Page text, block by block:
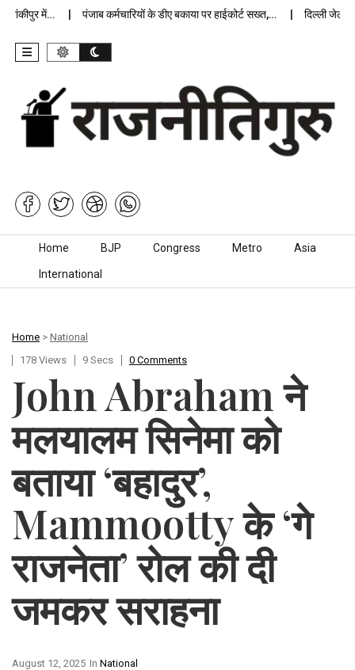
में… पंजाब कर्मचारियों के डीए बकाया पर हाईकोर्ट सख्त,… दिल्ली जेलों में
Skip to content
Home BJP Congress Metro Asia
International
Home > National
178 Views
9 Secs 0 Comments
John Abraham ने
मलयालम सिनेमा को
बताया ‘बहादुर’,
Mammootty के ‘गे
राजनेता’ रोल की दी
जमकर सराहना
In National
August 12, 2025